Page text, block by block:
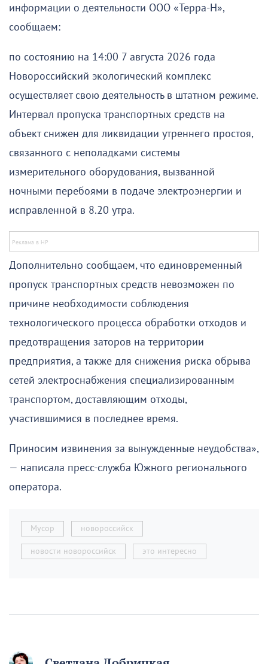
информации о деятельности ООО «Терра-Н»,
сообщаем:
по состоянию на 14:00 7 августа 2026 года
Новороссийский экологический комплекс
осуществляет свою деятельность в штатном режиме.
Интервал пропуска транспортных средств на
объект снижен для ликвидации утреннего простоя,
связанного с неполадками системы
измерительного оборудования, вызванной
ночными перебоями в подаче электроэнергии и
исправленной в 8.20 утра.
Дополнительно сообщаем, что единовременный
пропуск транспортных средств невозможен по
причине необходимости соблюдения
технологического процесса обработки отходов и
предотвращения заторов на территории
предприятия, а также для снижения риска обрыва
сетей электроснабжения специализированным
транспортом, доставляющим отходы,
участившимися в последнее время.
Приносим извинения за вынужденные неудобства»,
— написала пресс-служба Южного регионального
оператора.
Мусор новороссийск
новости новороссийск это интересно